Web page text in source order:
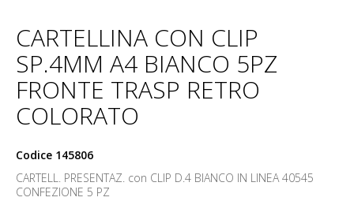
CARTELLINA CON CLIP
SP.4MM A4 BIANCO 5PZ
FRONTE TRASP RETRO
COLORATO
Codice 145806
CARTELL. PRESENTAZ. con CLIP D.4 BIANCO IN LINEA 40545
CONFEZIONE 5 PZ